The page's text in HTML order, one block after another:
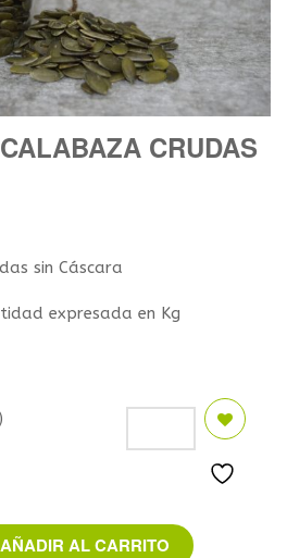
CRUDAS
sin Cáscara
expresada en Kg
AÑADIR AL CARRITO